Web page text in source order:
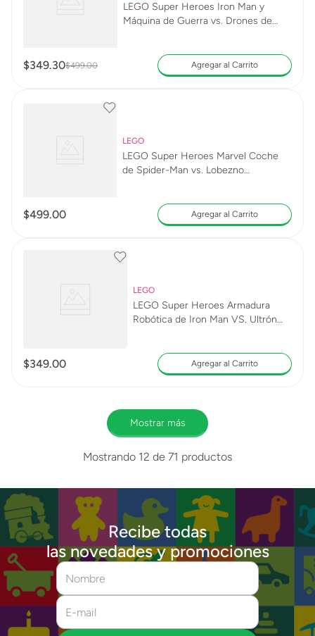
LEGO Super Heroes Iron Man y
Máquina de Guerra vs. Drones de
$349.30$499.00 Agregar al Carrito
LEGO
LEGO Super Heroes Marvel Coche
de Spider-Man vs. Lobezno
$499.00 Agregar al Carrito
LEGO
LEGO Super Heroes Armadura
Robótica de Iron Man VS. Ultrón
$349.00 Agregar al Carrito
Mostrar más
Mostrando 12 de 71 productos
Recibe todas
las novedades y promociones